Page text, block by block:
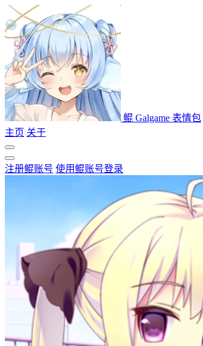
鲲 Galgame 表情包
主页 关于
注册鲲账号 使用鲲账号登录